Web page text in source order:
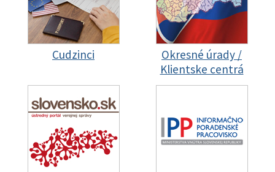
Cudzinci
Okresné úrady /
Klientske centrá